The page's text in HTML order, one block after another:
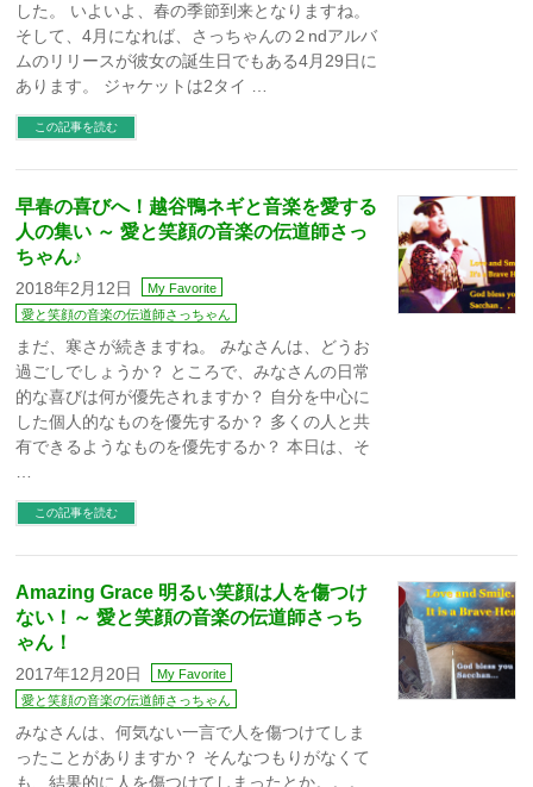
した。 いよいよ、春の季節到来となりますね。
そして、4月になれば、さっちゃんの２ndアルバ
ムのリリースが彼女の誕生日でもある4月29日に
あります。 ジャケットは2タイ …
この記事を読む
早春の喜びへ！越谷鴨ネギと音楽を愛する
人の集い ～ 愛と笑顔の音楽の伝道師さっ
ちゃん♪
2018年2月12日
My Favorite
愛と笑顔の音楽の伝道師さっちゃん
まだ、寒さが続きますね。 みなさんは、どうお
過ごしでしょうか？ ところで、みなさんの日常
的な喜びは何が優先されますか？ 自分を中心に
した個人的なものを優先するか？ 多くの人と共
有できるようなものを優先するか？ 本日は、そ
この記事を読む
Amazing Grace 明るい笑顔は人を傷つけ
ない！～ 愛と笑顔の音楽の伝道師さっち
ゃん！
2017年12月20日
My Favorite
愛と笑顔の音楽の伝道師さっちゃん
みなさんは、何気ない一言で人を傷つけてしま
ったことがありますか？ そんなつもりがなくて
も、結果的に人を傷つけてしまったとか。。。